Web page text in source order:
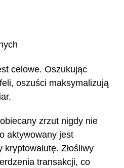
celowe. Oszukując
oszuści maksymalizują
zrzut nigdy nie
aktywowany jest
Złośliwy
transakcji, co